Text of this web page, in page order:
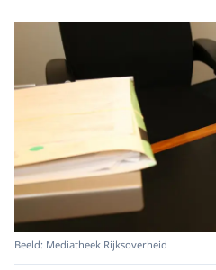
Beeld: Mediatheek Rijksoverheid